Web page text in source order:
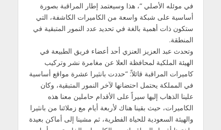
في موئله الأصلي “، هذا وسيعتمد إطار المراقبة بصورة
أساسية على شبكة واسعة من الكاميرات الكاشفة، التي
ستكون ذات أهمية بالغة في تحديد عدد النمور المتبقية في
المنطقة.
وتحدث عبد العزيز العنزي أحد أعضاء فريق الطبيعة في
الهيئة الملكية لمحافظة العلا عن مغامرة نشر وتركيب
كاميرات المراقبة قائلاً: “حددت بانثيرا عشرة مواقع أساسية
في المملكة يحتمل احتضانها لآخر النمور المتبقية، وكان
علينا الذهاب إليها سيراً على الأقدام حاملين معنا هذه
الكاميرات، حيث بقينا هناك لأربعة أيام مع زملائنا من بانثيرا
والهيئة السعودية للحياة الفطرية، ثم مشينا إلى أماكن بعيدة